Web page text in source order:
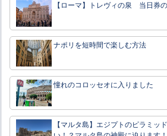
【ローマ】トレヴィの泉 当日券
ナポリを短時間で楽しむ方法
憧れのコロッセオに入りました
【マルタ島】エジプトのピラミッ